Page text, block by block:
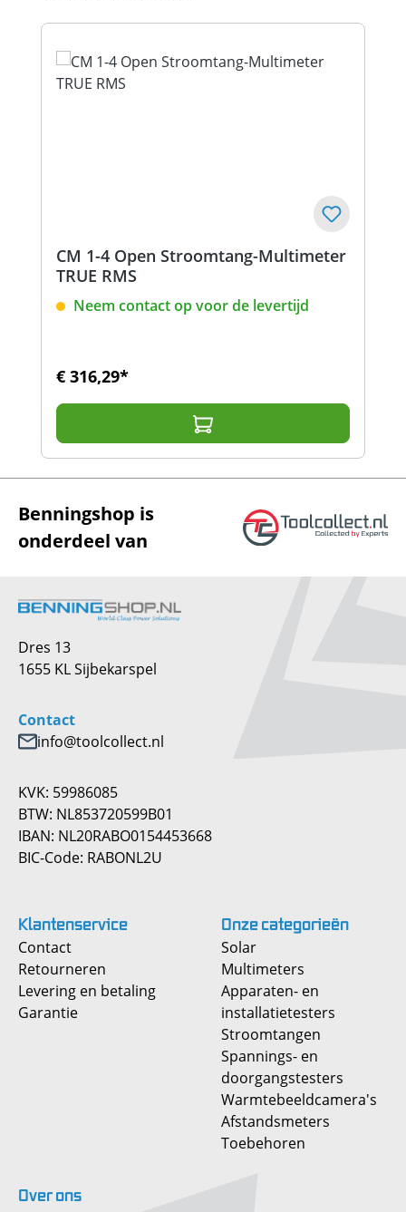
CM 1-4 Open Stroomtang-Multimeter
TRUE RMS
Neem contact op voor de levertijd
€ 316,29*
Benningshop is
onderdeel van
Dres 13
1655 KL Sijbekarspel
Contact
info@toolcollect.nl
KVK: 59986085
BTW: NL853720599B01
IBAN: NL20RABO0154453668
BIC-Code: RABONL2U
Klantenservice
Contact
Retourneren
Levering en betaling
Garantie
Onzecategorieën
Solar
Multimeters
Apparaten- en
installatietesters
Stroomtangen
Spannings- en
doorgangstesters
Warmtebeeldcamera's
Afstandsmeters
Toebehoren
Overons